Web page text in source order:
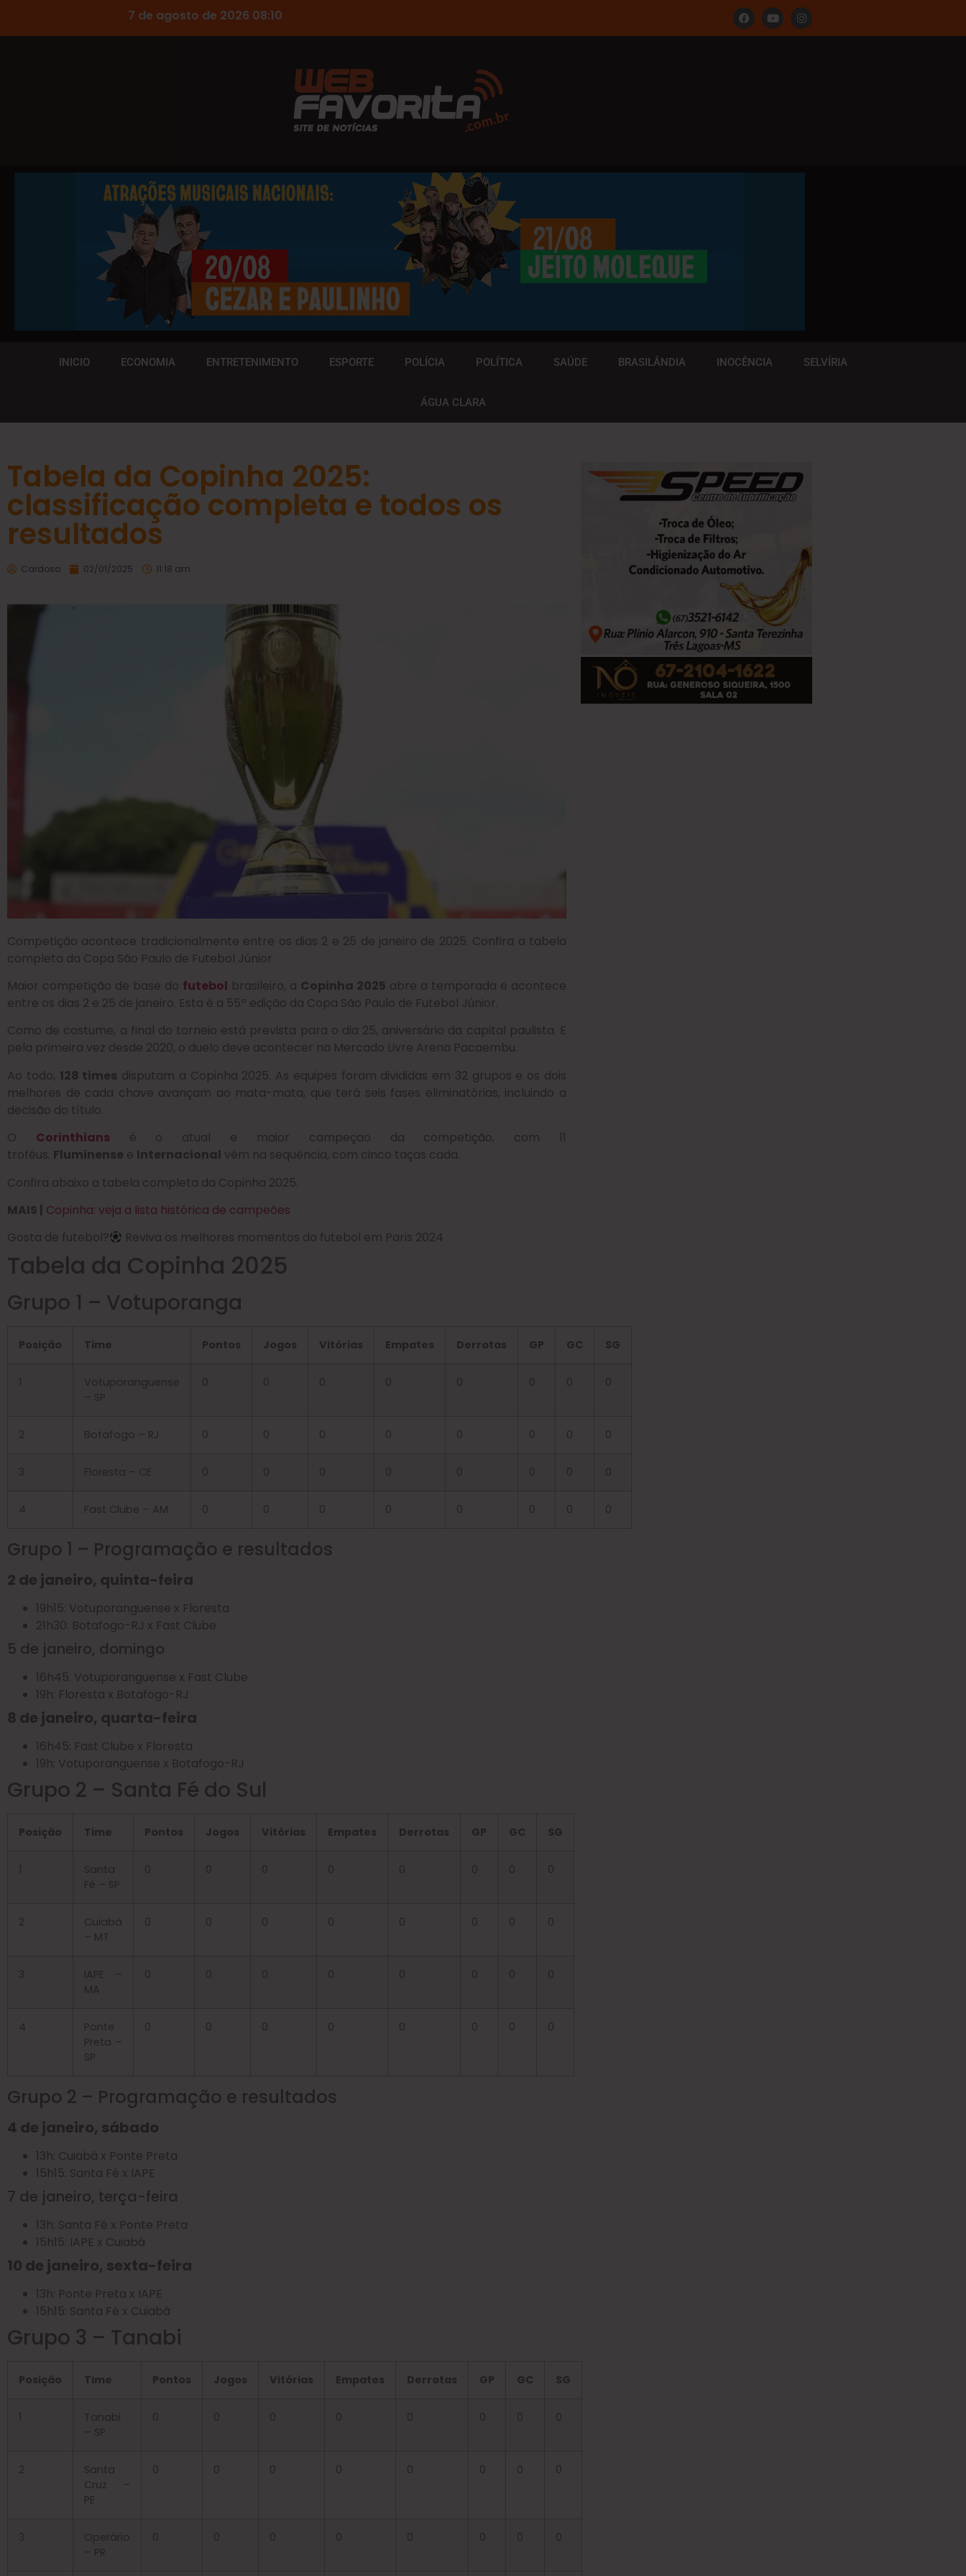
7 de agosto de 2026 08:10
INICIO ECONOMIA ENTRETENIMENTO ESPORTE POLÍCIA POLÍTICA SAÚDE BRASILÂNDIA INOCÊNCIA SELVÍRIA
ÁGUA CLARA
Tabela da Copinha 2025:
classificação completa e todos os
resultados
Cardoso 02/01/2025 11:18 am
Competição acontece tradicionalmente entre os dias 2 e 25 de janeiro de 2025. Confira a tabela
completa da Copa São Paulo de Futebol Júnior
Maior competição de base do futebol brasileiro, a Copinha 2025 abre a temporada e acontece
entre os dias 2 e 25 de janeiro. Esta é a 55ª edição da Copa São Paulo de Futebol Júnior.
Como de costume, a final do torneio está prevista para o dia 25, aniversário da capital paulista. E
pela primeira vez desde 2020, o duelo deve acontecer na Mercado Livre Arena Pacaembu.
Ao todo, 128 times disputam a Copinha 2025. As equipes foram divididas em 32 grupos e os dois
melhores de cada chave avançam ao mata-mata, que terá seis fases eliminatórias, incluindo a
decisão do título.
O Corinthiansé o atual e maior campeçao da competição, com 11
troféus. Fluminense e Internacional vêm na sequência, com cinco taças cada.
Confira abaixo a tabela completa da Copinha 2025.
MAIS | Copinha: veja a lista histórica de campeões
Gosta de futebol?
Reviva os melhores momentos do futebol em Paris 2024
Tabela da Copinha 2025
Grupo 1 – Votuporanga
Posição Time Pontos Jogos Vitórias Empates Derrotas GP GC SG
1
Votuporanguense
– SP
0 0 0 0 0 0 0 0
2 Botafogo – RJ 0 0 0 0 0 0 0 0
3 Floresta – CE 0 0 0 0 0 0 0 0
4 Fast Clube – AM 0 0 0 0 0 0 0 0
Grupo 1 – Programação e resultados
2 de janeiro, quinta-feira
19h15: Votuporanguense x Floresta
21h30: Botafogo-RJ x Fast Clube
5 de janeiro, domingo
16h45: Votuporanguense x Fast Clube
19h: Floresta x Botafogo-RJ
8 de janeiro, quarta-feira
16h45: Fast Clube x Floresta
19h: Votuporanguense x Botafogo-RJ
Grupo 2 – Santa Fé do Sul
Posição Time Pontos Jogos Vitórias Empates Derrotas GP GC SG
1
Santa
Fé – SP
0 0 0 0 0 0 0 0
2
Cuiabá
– MT
0 0 0 0 0 0 0 0
3
IAPE –
MA
0 0 0 0 0 0 0 0
4
Ponte
Preta –
SP
0 0 0 0 0 0 0 0
Grupo 2 – Programação e resultados
4 de janeiro, sábado
13h: Cuiabá x Ponte Preta
15h15: Santa Fé x IAPE
7 de janeiro, terça-feira
13h: Santa Fé x Ponte Preta
15h15: IAPE x Cuiabá
10 de janeiro, sexta-feira
13h: Ponte Preta x IAPE
15h15: Santa Fé x Cuiabá
Grupo 3 – Tanabi
Posição Time Pontos Jogos Vitórias Empates Derrotas GP GC SG
1
Tanabi
– SP
0 0 0 0 0 0 0 0
2
Santa
Cruz –
PE
0 0 0 0 0 0 0 0
3
Operário
– PR
0 0 0 0 0 0 0 0